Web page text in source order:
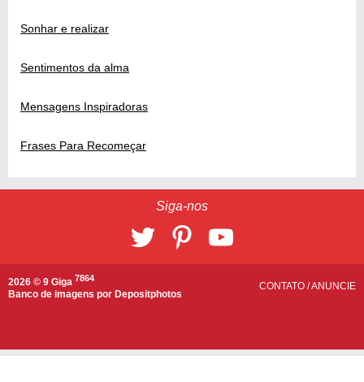
Sonhar e realizar
Sentimentos da alma
Mensagens Inspiradoras
Frases Para Recomeçar
Siga-nos
2026 © 9 Giga 7864
Banco de imagens por Depositphotos
CONTATO /ANUNCIE